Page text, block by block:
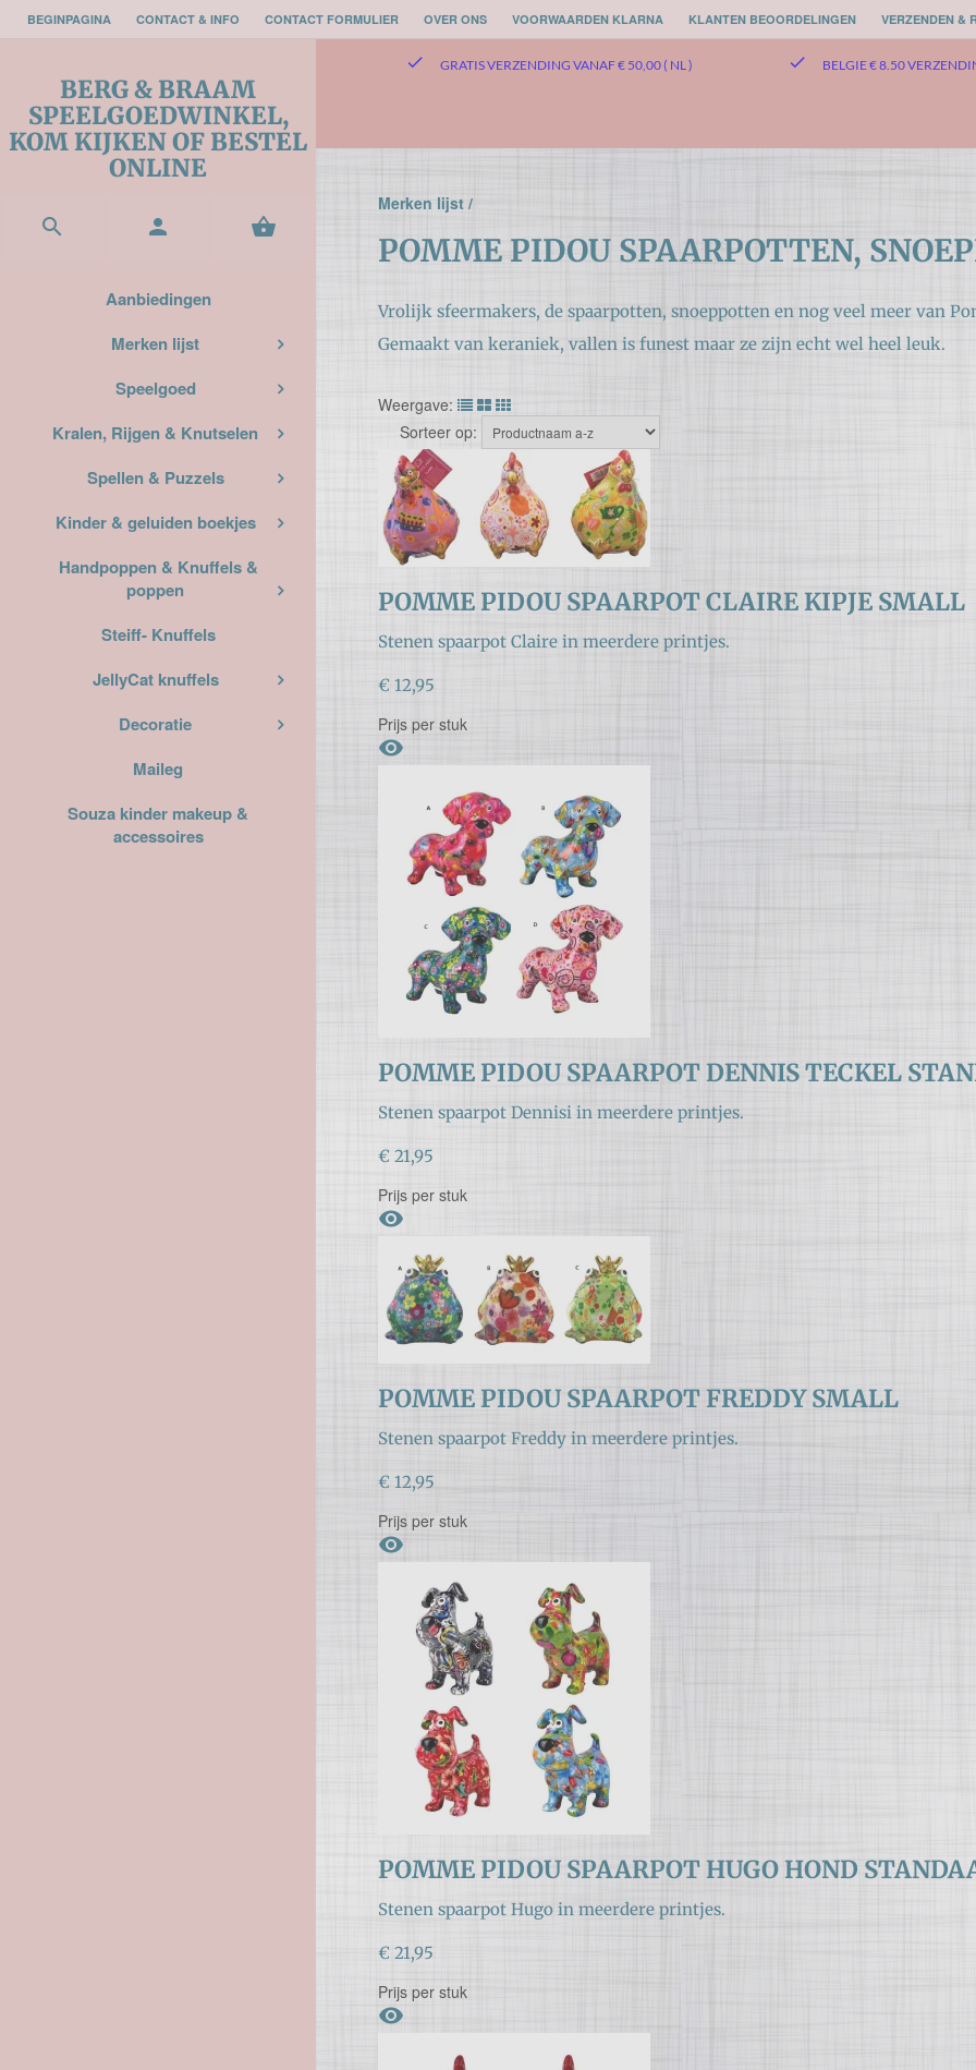
BEGINPAGINA CONTACT & INFO CONTACT FORMULIER OVER ONS VOORWAARDEN KLARNA KLANTEN BEOORDELINGEN VERZENDEN &
BERG & BRAAM
SPEELGOEDWINKEL,
KOM KIJKEN OF BESTEL
ONLINE
  
Aanbiedingen
Merken lijst
Speelgoed
Kralen, Rijgen & Knutselen
Spellen & Puzzels
Kinder & geluiden boekjes
Handpoppen & Knuffels &
poppen
Steiff- Knuffels
JellyCat knuffels
Decoratie
Maileg
Souza kinder makeup &
accessoires
check GRATIS VERZENDING VANAF € 50,00 ( NL ) check BELGIE € 8.50
Merken lijst /
POMME PIDOU SPAARPOTTEN,
Vrolijk sfeermakers, de spaarpotten, snoeppotten en nog veel meer van
Gemaakt van keraniek, vallen is funest maar ze zijn echt wel heel leuk.
Weergave:
Sorteer op:
POMME PIDOU SPAARPOT CLAIRE KIPJE SMALL
Stenen spaarpot Claire in meerdere printjes.
€ 12,95
Prijs per stuk

POMME PIDOU SPAARPOT DENNIS TECKEL
Stenen spaarpot Dennisi in meerdere printjes.
€ 21,95
Prijs per stuk

POMME PIDOU SPAARPOT FREDDY SMALL
Stenen spaarpot Freddy in meerdere printjes.
€ 12,95
Prijs per stuk

POMME PIDOU SPAARPOT HUGO HOND
Stenen spaarpot Hugo in meerdere printjes.
€ 21,95
Prijs per stuk
